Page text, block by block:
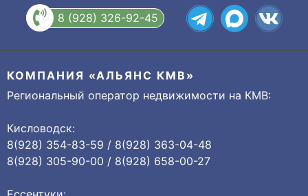
8 (928) 326-92-45
КОМПАНИЯ «АЛЬЯНС КМВ»
Региональный оператор недвижимости на КМВ:
Кисловодск:
8(928) 354-83-59 / 8(928) 363-04-48
8(928) 305-90-00 / 8(928) 658-00-27